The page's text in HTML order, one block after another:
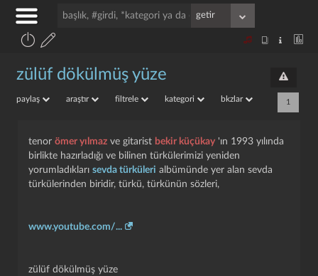
zülüf dökülmüş yüze
paylaş araştır filtrele kategori bkzlar 1
tenor ömer yılmaz ve gitarist bekir küçükay 'ın 1993 yılında
birlikte hazırladığı ve bilinen türkülerimizi yeniden
yorumladıkları sevda türküleri albümünde yer alan sevda
türkülerinden biridir, türkü, türkünün sözleri,
www.youtube.com/...
zülüf dökülmüş yüze